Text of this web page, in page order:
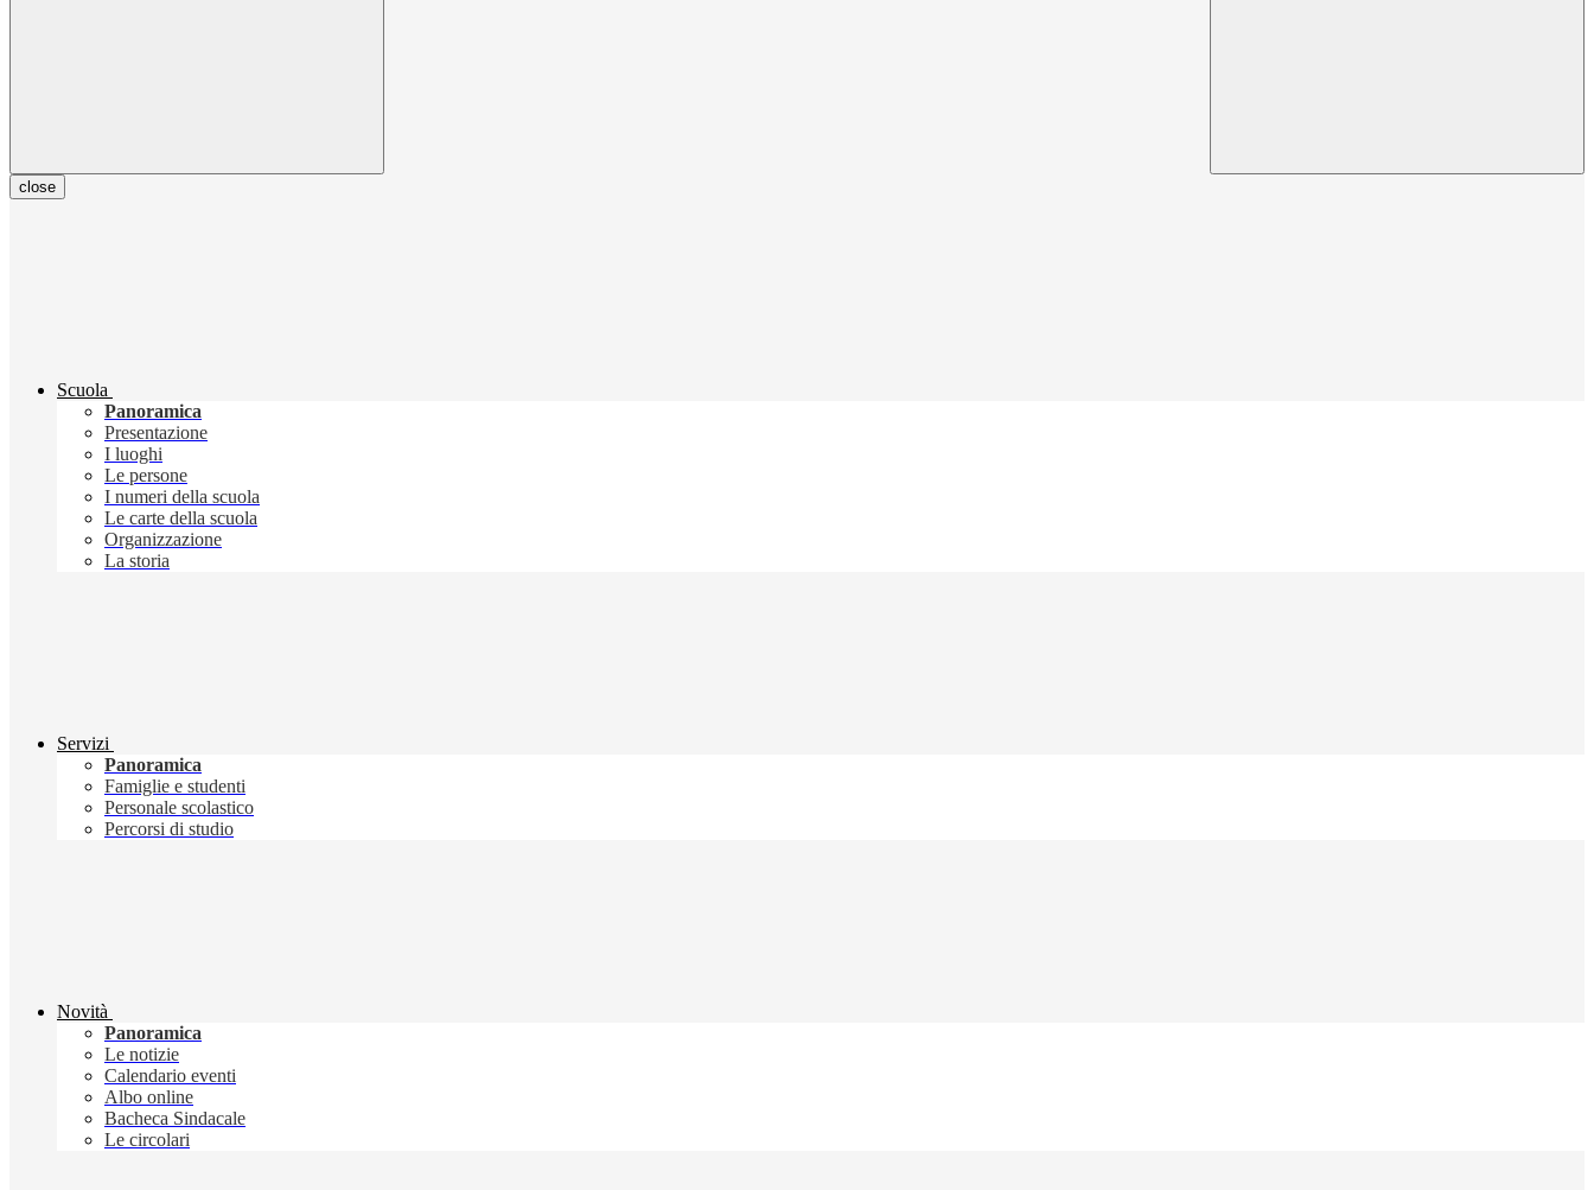
close
Scuola
Panoramica
Presentazione
I luoghi
Le persone
I numeri della scuola
Le carte della scuola
Organizzazione
La storia
Servizi
Panoramica
Famiglie e studenti
Personale scolastico
Percorsi di studio
Novità
Panoramica
Le notizie
Calendario eventi
Albo online
Bacheca Sindacale
Le circolari